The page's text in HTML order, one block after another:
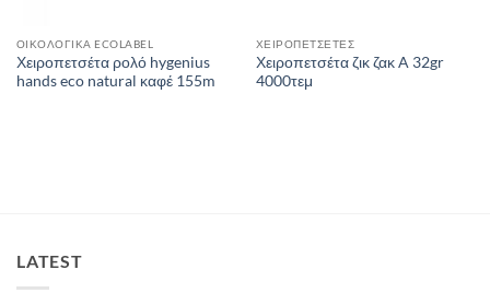
ΟΙΚΟΛΟΓΙΚΑ ECOLABEL
Χειροπετσέτα ρολό hygenius
hands eco natural καφέ 155m
ΧΕΙΡΟΠΕΤΣΕΤΕΣ
Χειροπετσέτα ζικ ζακ A 32gr
4000τεμ
LATEST